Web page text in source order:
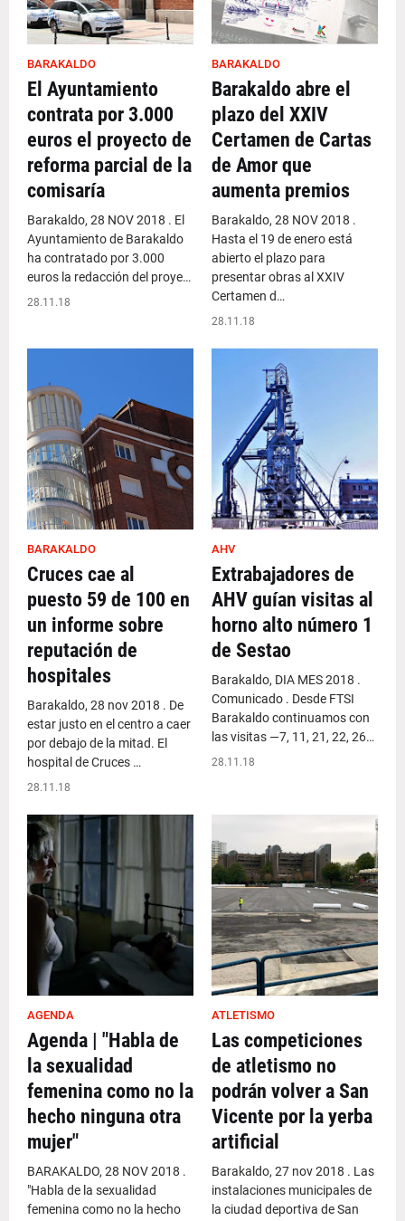
BARAKALDO
El Ayuntamiento
contrata por 3.000
euros el proyecto de
reforma parcial de la
comisaría
Barakaldo, 28 NOV 2018 . El
Ayuntamiento de Barakaldo
ha contratado por 3.000
euros la redacción del proye…
28.11.18
BARAKALDO
Barakaldo abre el
plazo del XXIV
Certamen de Cartas
de Amor que
aumenta premios
Barakaldo, 28 NOV 2018 .
Hasta el 19 de enero está
abierto el plazo para
presentar obras al XXIV
Certamen d…
28.11.18
BARAKALDO
Cruces cae al
puesto 59 de 100 en
un informe sobre
reputación de
hospitales
Barakaldo, 28 nov 2018 . De
estar justo en el centro a caer
por debajo de la mitad. El
hospital de Cruces …
28.11.18
AHV
Extrabajadores de
AHV guían visitas al
horno alto número 1
de Sestao
Barakaldo, DIA MES 2018 .
Comunicado . Desde FTSI
Barakaldo continuamos con
las visitas —7, 11, 21, 22, 26…
28.11.18
AGENDA
Agenda | "Habla de
la sexualidad
femenina como no la
hecho ninguna otra
mujer"
BARAKALDO, 28 NOV 2018 .
"Habla de la sexualidad
femenina como no la hecho
ATLETISMO
Las competiciones
de atletismo no
podrán volver a San
Vicente por la yerba
artificial
Barakaldo, 27 nov 2018 . Las
instalaciones municipales de
la ciudad deportiva de San